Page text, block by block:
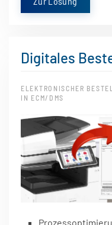
Digitales
ELEKTRONISCHER
IN ECM/DMS